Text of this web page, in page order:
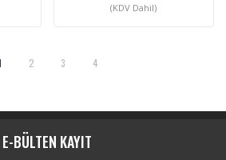
(KDV Dahil)
2 3 4
E-BÜLTEN KAYIT